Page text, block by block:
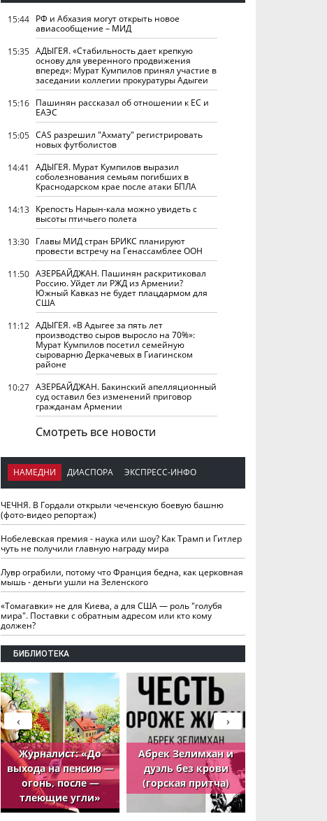
15:44 РФ и Абхазия могут открыть новое
авиасообщение – МИД
15:35 АДЫГЕЯ. «Стабильность дает крепкую
основу для уверенного продвижения
вперед»: Мурат Кумпилов принял участие в
заседании коллегии прокуратуры Адыгеи
15:16 Пашинян рассказал об отношении к ЕС и
ЕАЭС
15:05 CAS разрешил "Ахмату" регистрировать
новых футболистов
14:41
АДЫГЕЯ. Мурат Кумпилов выразил
соболезнования семьям погибших в
Краснодарском крае после атаки БПЛА
14:13 Крепость Нарын-кала можно увидеть с
высоты птичьего полета
13:30 Главы МИД стран БРИКС планируют
провести встречу на Генассамблее ООН
11:50 АЗЕРБАЙДЖАН. Пашинян раскритиковал
Россию. Уйдет ли РЖД из Армении?
Южный Кавказ не будет плацдармом для
США
11:12 АДЫГЕЯ. «В Адыгее за пять лет
производство сыров выросло на 70%»:
Мурат Кумпилов посетил семейную
сыроварню Деркачевых в Гиагинском
районе
10:27 АЗЕРБАЙДЖАН. Бакинский апелляционный
суд оставил без изменений приговор
гражданам Армении
Смотреть все новости
НАМЕДНИ ДИАСПОРА ЭКСПРЕСС-ИНФО
ЧЕЧНЯ. В Гордали открыли чеченскую боевую башню
(фото-видео репортаж)
Нобелевская премия - наука или шоу? Как Трамп и Гитлер
чуть не получили главную награду мира
Лувр ограбили, потому что Франция бедна, как церковная
мышь - деньги ушли на Зеленского
«Томагавки» не для Киева, а для США — роль "голубя
мира". Поставки с обратным адресом или кто кому
должен?
БИБЛИОТЕКА
Журналист: «До
выхода на пенсию —
огонь, после —
тлеющие угли»
Абрек Зелимхан и
дуэль без крови
(горская притча)
›
‹